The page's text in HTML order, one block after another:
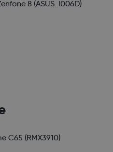
8(ASUS_I006D)
C65 (RMX3910)